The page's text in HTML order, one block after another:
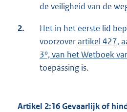
de veiligheid van de
2.
Het in het eerste lid
voorzoverartikel 427,
3°, van het Wetboek
toepassing is.
Artikel 2:16 Gevaarlijk of